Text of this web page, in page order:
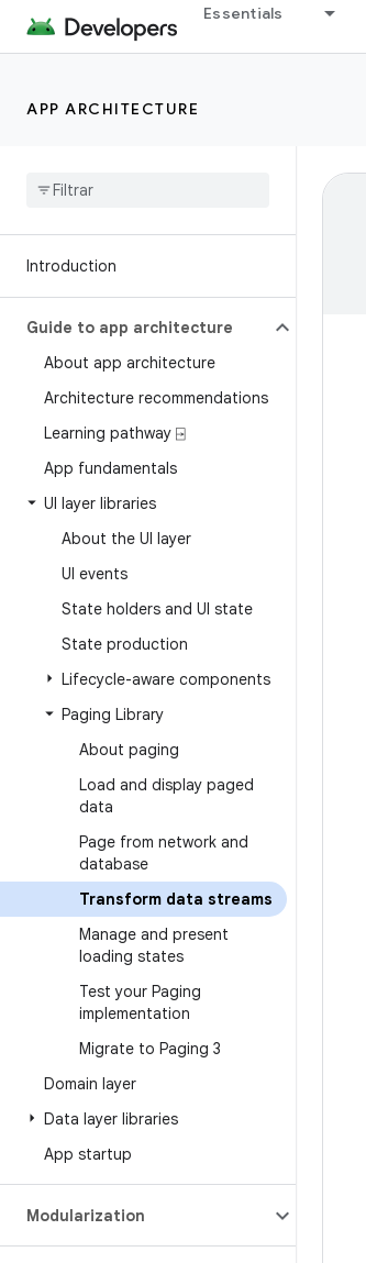
Essentials
APP ARCHITECTURE
Introduction
Guide to app architecture
About app architecture
Architecture recommendations
Learning pathway ⍈
App fundamentals
UI layer libraries
About the UI layer
UI events
State holders and UI state
State production
Lifecycle-aware components
Paging Library
About paging
Load and display paged
data
Page from network and
database
Transform data streams
Manage and present
loading states
Test your Paging
implementation
Migrate to Paging 3
Domain layer
Data layer libraries
App startup
Modularization